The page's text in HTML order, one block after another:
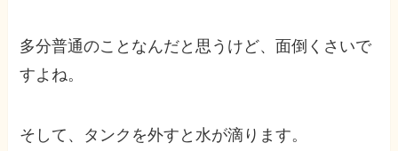
多分普通のことなんだと思うけど、面倒くさいで
すよね。
そして、 タンクを外すと水が滴ります。